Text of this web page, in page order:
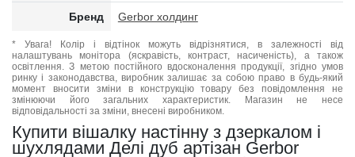
Бренд Gerbor холдинг
* Увага! Колір і відтінок можуть відрізнятися, в залежності від
налаштувань монітора (яскравість, контраст, насиченість), а також
освітлення. З метою постійного вдосконалення продукції, згідно умов
ринку і законодавства, виробник залишає за собою право в будь-який
момент вносити зміни в конструкцію товару без повідомлення не
змінюючи його загальних характеристик. Магазин не несе
відповідальності за зміни, внесені виробником.
Купити вішалку настінну з дзеркалом і
шухлядами Делі дуб артізан Gerbor